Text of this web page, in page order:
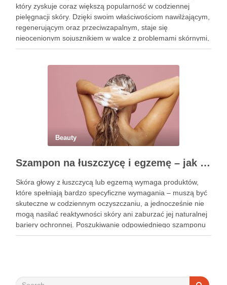
który zyskuje coraz większą popularność w codziennej
pielęgnacji skóry. Dzięki swoim właściwościom nawilżającym,
regenerującym oraz przeciwzapalnym, staje się
nieocenionym sojusznikiem w walce z problemami skórnymi,
takimi jak zmarszczki, trądzik czy podrażnienia. Jej działanie
Beauty
Szampon na łuszczycę i egzemę – jak świadomie dobierać produkty przy wrażliwej skórze głowy?
Skóra głowy z łuszczycą lub egzemą wymaga produktów,
które spełniają bardzo specyficzne wymagania – muszą być
skuteczne w codziennym oczyszczaniu, a jednocześnie nie
mogą nasilać reaktywności skóry ani zaburzać jej naturalnej
bariery ochronnej. Poszukiwanie odpowiedniego szamponu
bywa dla wielu pacjentów procesem długim i frustrującym, bo